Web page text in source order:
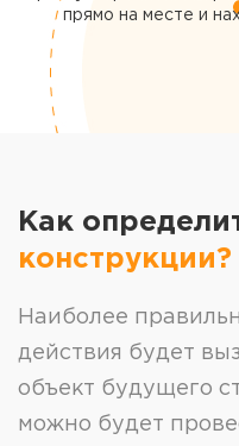
прямо на месте и
Как
конструкции?
Наиболее
действия будет
объект будущего
можно будет